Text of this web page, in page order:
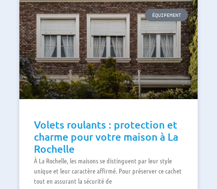
ÉQUIPEMENT
Volets roulants : protection et
charme pour votre maison à La
Rochelle
À La Rochelle, les maisons se distinguent par leur style
unique et leur caractère affirmé. Pour préserver ce cachet
tout en assurant la sécurité de